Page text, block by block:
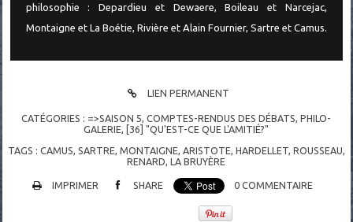
philosophie : Depardieu et Dewaere, Boileau et Narcejac,
Montaigne et La Boétie, Rivière et Alain Fournier, Sartre et Camus.
LIEN PERMANENT
CATÉGORIES : =>SAISON 5,COMPTES-RENDUS DES DÉBATS,PHILO-
GALERIE,
[36] "QU'EST-CE QUE L'AMITIÉ?"
TAGS : CAMUS SARTRE MONTAIGNE ARISTOTE HARDELLET, ROUSSEAU
RENARD ,LA BRUYÈRE
IMPRIMER SHARE 0 COMMENTAIRE